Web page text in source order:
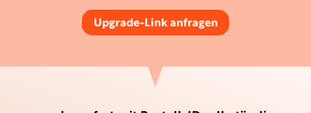
Upgrade-Link anfragen